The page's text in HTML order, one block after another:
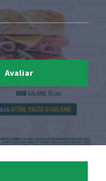
Avaliar